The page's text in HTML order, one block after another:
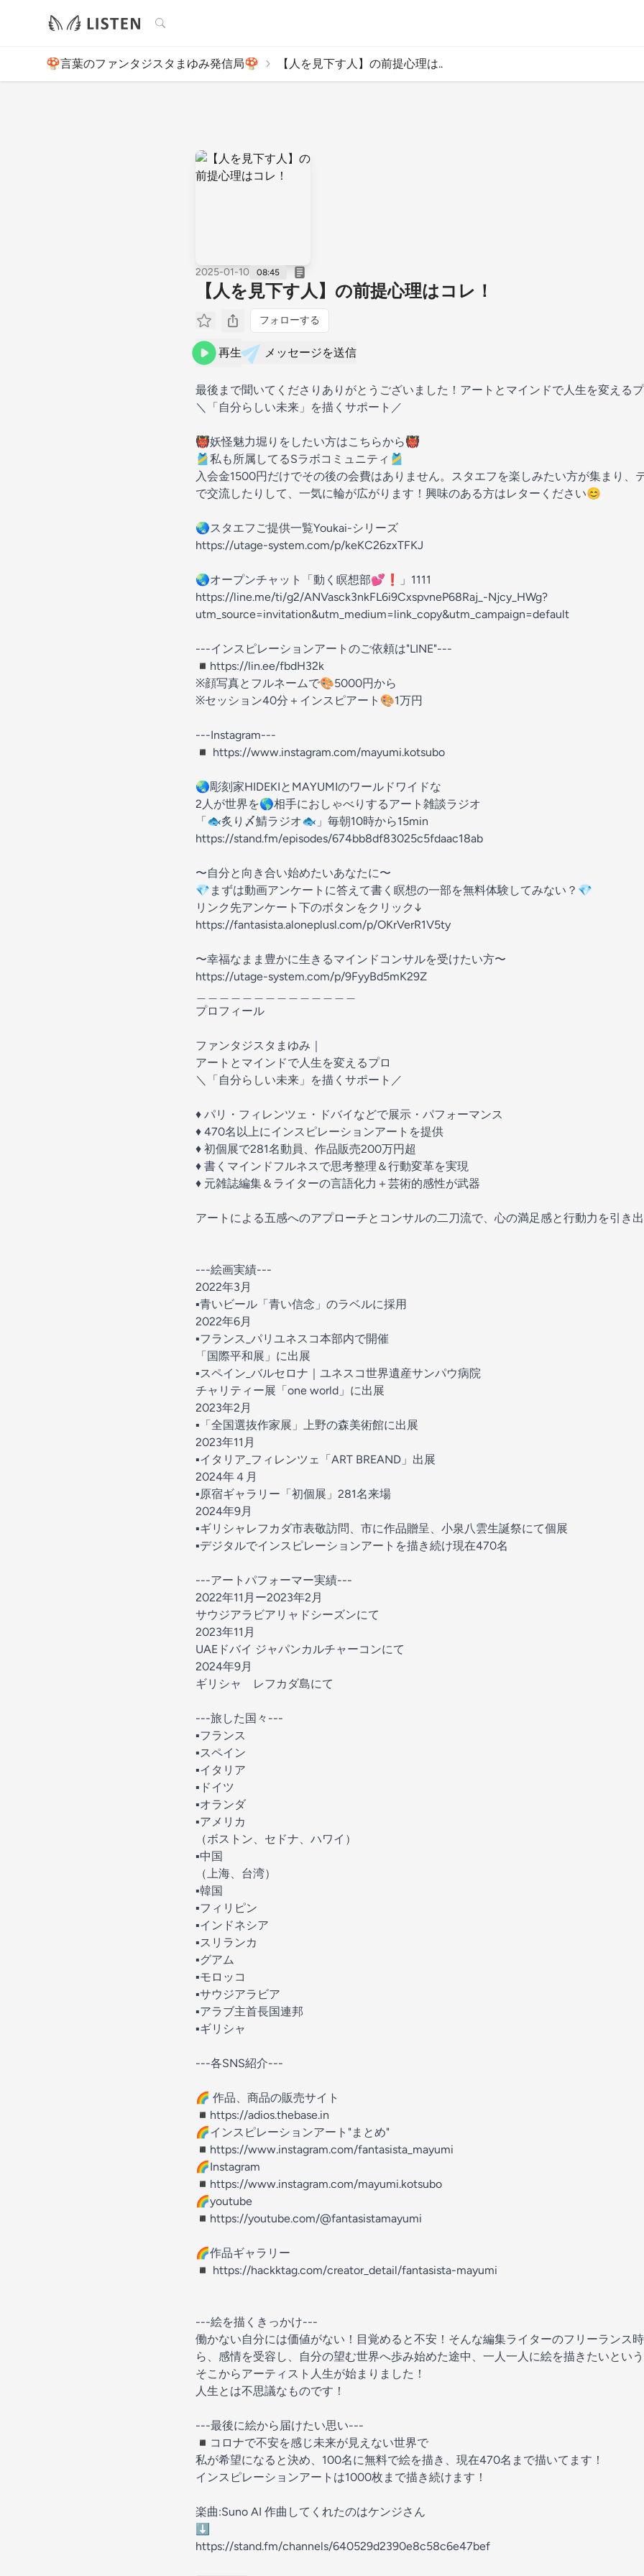
検索
🍄言葉のファンタジスタまゆみ発信局🍄 【人を見下す人】の前提心理は..
2025-01-10 08:45
【人を見下す人】の前提心理はコレ！
フォローする
再生 メッセージを送信
最後まで聞いてくださりありがとうございました！アートとマインドで人生を変える
＼「自分らしい未来」を描くサポート／
👹妖怪魅力堀りをしたい方はこちらから👹
🎽私も所属してるSラボコミュニティ🎽
入会金1500円だけでその後の会費はありません。スタエフを楽しみたい方が集まり、
で交流したりして、一気に輪が広がります！興味のある方はレターください😊
🌏スタエフご提供一覧Youkai-シリーズ
https://utage-system.com/p/keKC26zxTFKJ
🌏オープンチャット「動く瞑想部💕❗️」1111
https://line.me/ti/g2/ANVasck3nkFL6i9CxspvneP68Raj_-Njcy_HWg?
utm_source=invitation&utm_medium=link_copy&utm_campaign=default
---インスピレーションアートのご依頼は"LINE"---
◾︎https://lin.ee/fbdH32k
※顔写真とフルネームで🎨5000円から
※セッション40分＋インスピアート🎨1万円
---Instagram---
◾︎ https://www.instagram.com/mayumi.kotsubo
🌏彫刻家HIDEKIとMAYUMIのワールドワイドな
2人が世界を🌎相手におしゃべりするアート雑談ラジオ
「🐟炙り〆鯖ラジオ🐟」毎朝10時から15min
https://stand.fm/episodes/674bb8df83025c5fdaac18ab
〜自分と向き合い始めたいあなたに〜
💎まずは動画アンケートに答えて書く瞑想の一部を無料体験してみない？💎
リンク先アンケート下のボタンをクリック↓
https://fantasista.aloneplusl.com/p/OKrVerR1V5ty
〜幸福なまま豊かに生きるマインドコンサルを受けたい方〜
https://utage-system.com/p/9FyyBd5mK29Z
プロフィール
ファンタジスタまゆみ｜
アートとマインドで人生を変えるプロ
＼「自分らしい未来」を描くサポート／
♦️ パリ・フィレンツェ・ドバイなどで展示・パフォーマンス
♦️ 470名以上にインスピレーションアートを提供
♦️ 初個展で281名動員、作品販売200万円超
♦️ 書くマインドフルネスで思考整理＆行動変革を実現
♦️ 元雑誌編集＆ライターの言語化力＋芸術的感性が武器
アートによる五感へのアプローチとコンサルの二刀流で、心の満足感と行動力を引き
---絵画実績---
2022年3月
▪︎青いビール「青い信念」のラベルに採用
2022年6月
▪︎フランス_パリユネスコ本部内で開催
「国際平和展」に出展
▪︎スペイン_バルセロナ｜ユネスコ世界遺産サンパウ病院
チャリティー展「one world」に出展
2023年2月
▪︎「全国選抜作家展」上野の森美術館に出展
2023年11月
▪︎イタリア_フィレンツェ「ART BREAND」出展
2024年４月
▪︎原宿ギャラリー「初個展」281名来場
2024年9月
▪︎ギリシャレフカダ市表敬訪問、市に作品贈呈、小泉八雲生誕祭にて個展
▪︎デジタルでインスピレーションアートを描き続け現在470名
---アートパフォーマー実績---
2022年11月ー2023年2月
サウジアラビアリャドシーズンにて
2023年11月
UAEドバイ ジャパンカルチャーコンにて
2024年9月
ギリシャ レフカダ島にて
---旅した国々---
▪︎フランス
▪︎スペイン
▪︎イタリア
▪︎ドイツ
▪︎オランダ
▪︎アメリカ
（ボストン、セドナ、ハワイ）
▪︎中国
（上海、台湾）
▪︎韓国
▪︎フィリピン
▪︎インドネシア
▪︎スリランカ
▪︎グアム
▪︎モロッコ
▪︎サウジアラビア
▪︎アラブ主首長国連邦
▪︎ギリシャ
---各SNS紹介---
🌈 作品、商品の販売サイト
◾︎https://adios.thebase.in
🌈インスピレーションアート"まとめ"
◾︎https://www.instagram.com/fantasista_mayumi
🌈Instagram
◾︎https://www.instagram.com/mayumi.kotsubo
🌈youtube
◾︎https://youtube.com/@fantasistamayumi
🌈作品ギャラリー
◾︎ https://hackktag.com/creator_detail/fantasista-mayumi
---絵を描くきっかけ---
働かない自分には価値がない！目覚めると不安！そんな編集ライターのフリーランス
ら、感情を受容し、自分の望む世界へ歩み始めた途中、一人一人に絵を描きたいとい
そこからアーティスト人生が始まりました！
人生とは不思議なものです！
---最後に絵から届けたい思い---
◾︎コロナで不安を感じ未来が見えない世界で
私が希望になると決め、100名に無料で絵を描き、現在470名まで描いてます！
インスピレーションアートは1000枚まで描き続けます！
楽曲:Suno AI 作曲してくれたのはケンジさん
⬇️
https://stand.fm/channels/640529d2390e8c58c6e47bef